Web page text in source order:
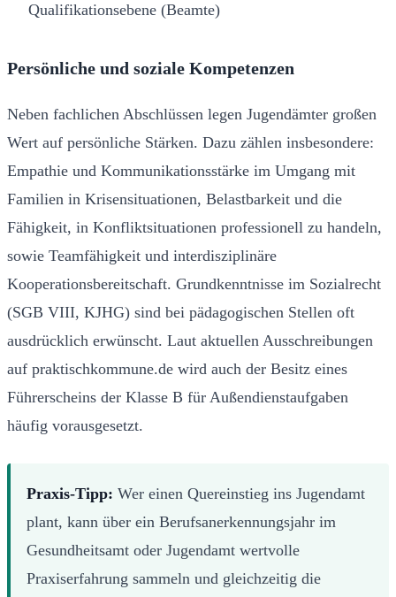
Qualifikationsebene (Beamte)
Persönliche und soziale Kompetenzen
Neben fachlichen Abschlüssen legen Jugendämter großen
Wert auf persönliche Stärken. Dazu zählen insbesondere:
Empathie und Kommunikationsstärke im Umgang mit
Familien in Krisensituationen, Belastbarkeit und die
Fähigkeit, in Konfliktsituationen professionell zu handeln,
sowie Teamfähigkeit und interdisziplinäre
Kooperationsbereitschaft. Grundkenntnisse im Sozialrecht
(SGB VIII, KJHG) sind bei pädagogischen Stellen oft
ausdrücklich erwünscht. Laut aktuellen Ausschreibungen
auf praktischkommune.de wird auch der Besitz eines
Führerscheins der Klasse B für Außendienstaufgaben
häufig vorausgesetzt.
Praxis-Tipp: Wer einen Quereinstieg ins Jugendamt
plant, kann über ein Berufsanerkennungsjahr im
Gesundheitsamt oder Jugendamt wertvolle
Praxiserfahrung sammeln und gleichzeitig die